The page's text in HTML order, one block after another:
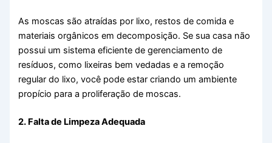
As moscas são atraídas por lixo, restos de comida e
materiais orgânicos em decomposição. Se sua casa não
possui um sistema eficiente de gerenciamento de
resíduos, como lixeiras bem vedadas e a remoção
regular do lixo, você pode estar criando um ambiente
propício para a proliferação de moscas.
2. Falta de Limpeza Adequada